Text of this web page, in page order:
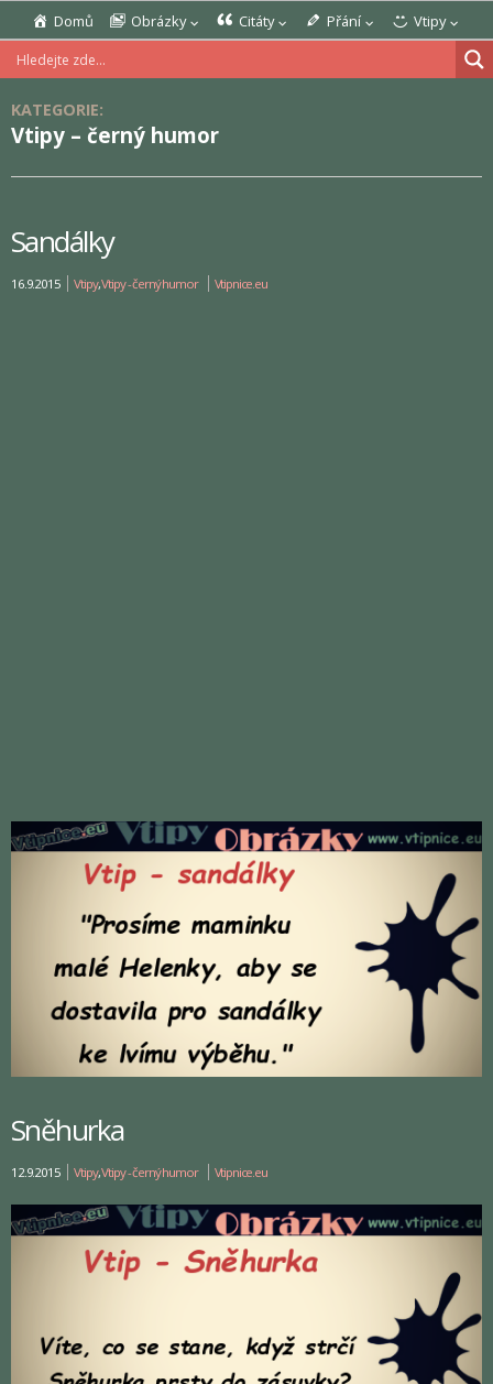
Domů Obrázky Citáty Přání Vtipy
KATEGORIE:
Vtipy – černý humor
Sandálky
16.9.2015 Vtipy,Vtipy - černý humor Vtipnice.eu
Sněhurka
12.9.2015 Vtipy,Vtipy - černý humor Vtipnice.eu